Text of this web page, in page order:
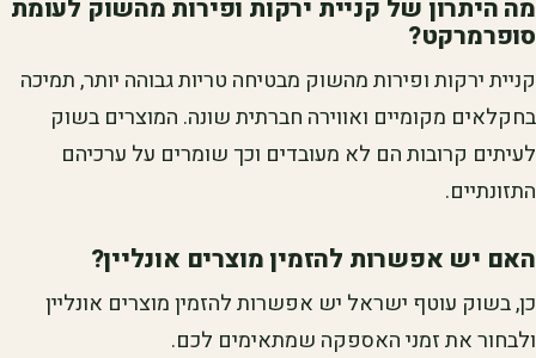
מה היתרון של קניית ירקות ופירות מהשוק לעומת
סופרמרקט?
קניית ירקות ופירות מהשוק מבטיחה טריות גבוהה יותר, תמיכה
בחקלאים מקומיים ואווירה חברתית שונה. המוצרים בשוק
לעיתים קרובות הם לא מעובדים וכך שומרים על ערכיהם
התזונתיים.
האם יש אפשרות להזמין מוצרים אונליין?
כן, בשוק עוטף ישראל יש אפשרות להזמין מוצרים אונליין
ולבחור את זמני האספקה שמתאימים לכם.